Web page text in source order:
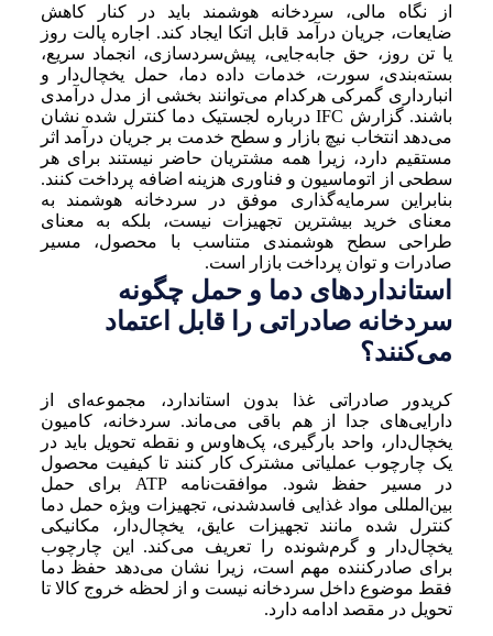
از نگاه مالی، سردخانه هوشمند باید در کنار کاهش
ضایعات، جریان درآمد قابل اتکا ایجاد کند. اجاره پالت روز
یا تن روز، حق جابه‌جایی، پیش‌سردسازی، انجماد سریع،
بسته‌بندی، سورت، خدمات داده دما، حمل یخچال‌دار و
انبارداری گمرکی هرکدام می‌توانند بخشی از مدل درآمدی
باشند. گزارش IFC درباره لجستیک دما کنترل شده نشان
می‌دهد انتخاب نیچ بازار و سطح خدمت بر جریان درآمد اثر
مستقیم دارد، زیرا همه مشتریان حاضر نیستند برای هر
سطحی از اتوماسیون و فناوری هزینه اضافه پرداخت کنند.
بنابراین سرمایه‌گذاری موفق در سردخانه هوشمند به
معنای خرید بیشترین تجهیزات نیست، بلکه به معنای
طراحی سطح هوشمندی متناسب با محصول، مسیر
صادرات و توان پرداخت بازار است.
استانداردهای دما و حمل چگونه
سردخانه صادراتی را قابل اعتماد
می‌کنند؟
کریدور صادراتی غذا بدون استاندارد، مجموعه‌ای از
دارایی‌های جدا از هم باقی می‌ماند. سردخانه، کامیون
یخچال‌دار، واحد بارگیری، پک‌هاوس و نقطه تحویل باید در
یک چارچوب عملیاتی مشترک کار کنند تا کیفیت محصول
در مسیر حفظ شود. موافقت‌نامه ATP برای حمل
بین‌المللی مواد غذایی فاسدشدنی، تجهیزات ویژه حمل دما
کنترل شده مانند تجهیزات عایق، یخچال‌دار، مکانیکی
یخچال‌دار و گرم‌شونده را تعریف می‌کند. این چارچوب
برای صادرکننده مهم است، زیرا نشان می‌دهد حفظ دما
فقط موضوع داخل سردخانه نیست و از لحظه خروج کالا تا
تحویل در مقصد ادامه دارد.